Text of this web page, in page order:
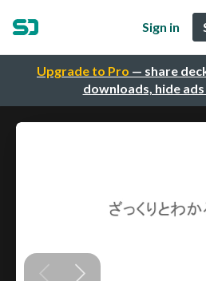
Upgrade to Pro — share
downloads, hide
Sign in